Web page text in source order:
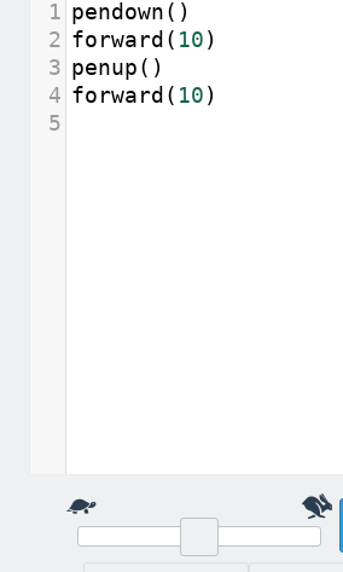
1 pendown()
2 forward ( 10)
3 penup()
4 forward ( 10)
5